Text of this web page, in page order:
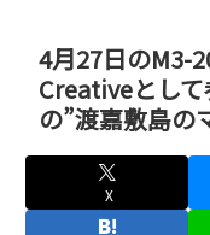
4月27日のM3-
Creativeとし
の”渡嘉敷島の
X